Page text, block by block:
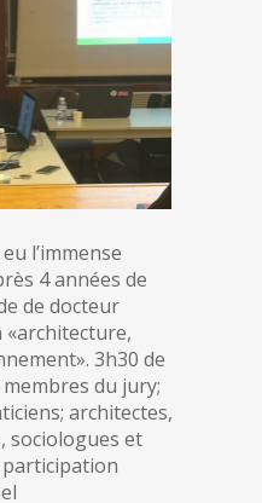
l’immense
4 années de
de docteur
«architecture,
3h30 de
du jury;
architectes,
sociologues et